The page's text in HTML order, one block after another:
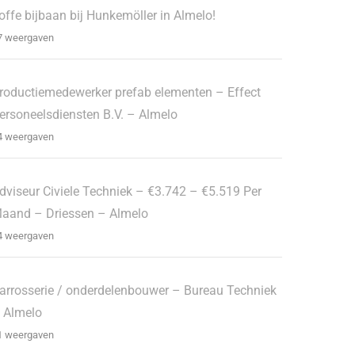
bijbaan bij Hunkemöller in Almelo!
weergaven
prefab elementen – Effect
B.V. – Almelo
weergaven
Civiele Techniek – €3.742 – €5.519 Per
– Driessen – Almelo
weergaven
/ onderdelenbouwer – Bureau Techniek
Almelo
weergaven